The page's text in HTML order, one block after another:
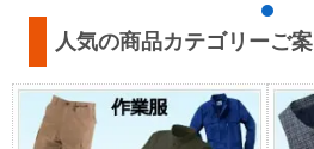
人気の商品カテゴリーご